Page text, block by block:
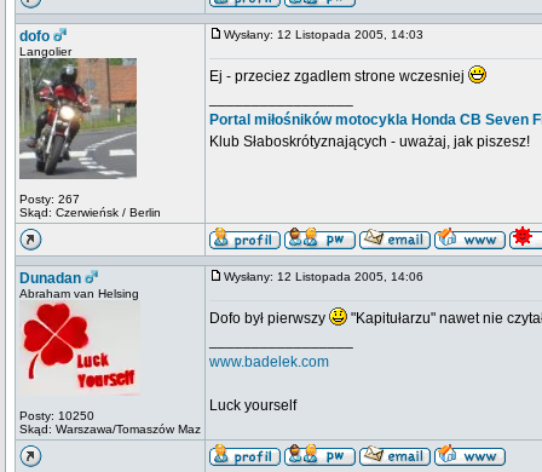
dofo
Langolier
Posty: 267
Skąd: Czerwieńsk / Berlin
Wysłany: 12 Listopada 2005, 14:03
Ej - przeciez zgadlem strone wczesniej
Portal miłośników motocykla Honda CB Seven
Klub Słaboskrótyznających - uważaj, jak piszesz!
Dunadan
Abraham van Helsing
Posty: 10250
Skąd: Warszawa/Tomaszów Maz
Wysłany: 12 Listopada 2005, 14:06
Dofo był pierwszy
"Kapitułarzu" nawet nie
www.badelek.com
Luck yourself